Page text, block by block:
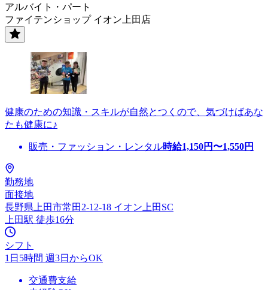
アルバイト・パート
ファイテンショップ イオン上田店
健康のための知識・スキルが自然とつくので、気づけばあな
たも健康に♪
販売・ファッション・レンタル時給1,150円〜1,550円
勤務地
面接地
長野県上田市常田2-12-18 イオン上田SC
上田駅 徒歩16分
シフト
1日5時間 週3日からOK
交通費支給